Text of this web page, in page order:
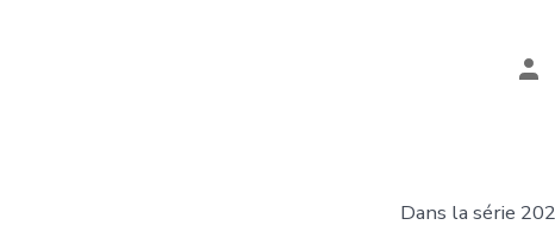
Dans la série